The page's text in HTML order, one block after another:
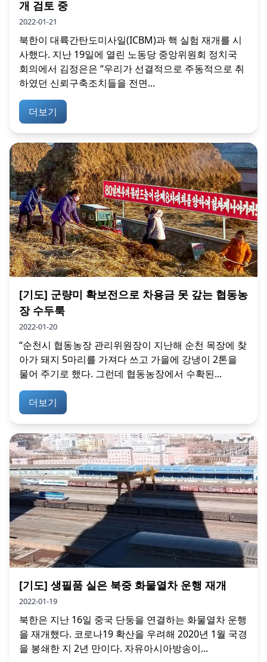
개 검토 중
2022-01-21
북한이 대륙간탄도미사일(ICBM)과 핵 실험 재개를 시
사했다. 지난 19일에 열린 노동당 중앙위원회 정치국
회의에서 김정은은 “우리가 선결적으로 주동적으로 취
하였던 신뢰구축조치들을 전면...
더보기
[기도] 군량미 확보전으로 차용금 못 갚는 협동농
장 수두룩
2022-01-20
“순천시 협동농장 관리위원장이 지난해 순천 목장에 찾
아가 돼지 5마리를 가져다 쓰고 가을에 강냉이 2톤을
물어 주기로 했다. 그런데 협동농장에서 수확된...
더보기
[기도] 생필품 실은 북중 화물열차 운행 재개
2022-01-19
북한은 지난 16일 중국 단둥을 연결하는 화물열차 운행
을 재개했다. 코로나19 확산을 우려해 2020년 1월 국경
을 봉쇄한 지 2년 만이다. 자유아시아방송이...